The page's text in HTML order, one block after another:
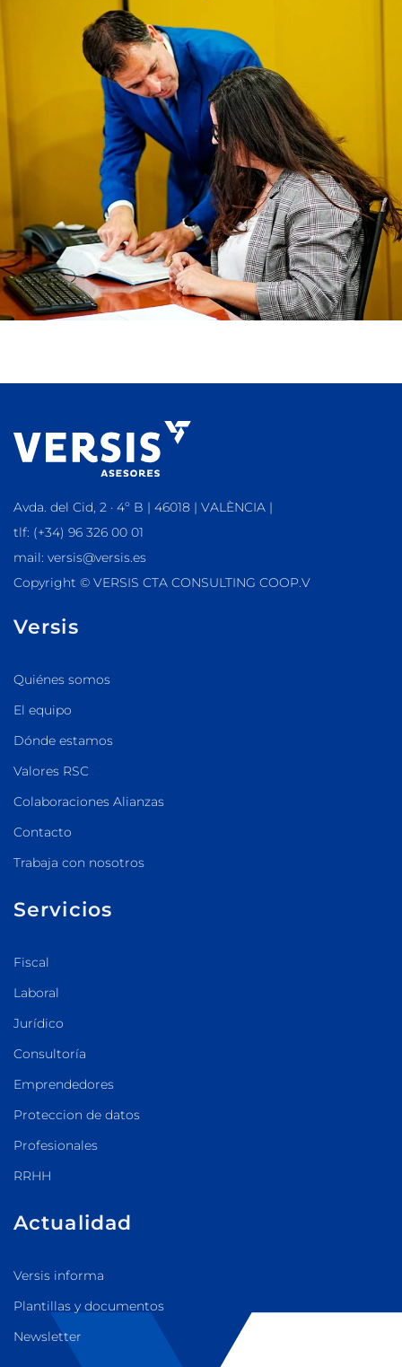
Avda. del Cid, 2 · 4º B | 46018 | VALÈNCIA |
tlf: (+34) 96 326 00 01
mail: versis@versis.es
Copyright © VERSIS CTA CONSULTING COOP.V
Versis
Quiénes somos
El equipo
Dónde estamos
Valores RSC
Colaboraciones Alianzas
Contacto
Trabaja con nosotros
Servicios
Fiscal
Laboral
Jurídico
Consultoría
Emprendedores
Proteccion de datos
Profesionales
RRHH
Actualidad
Versis informa
Plantillas y documentos
Newsletter